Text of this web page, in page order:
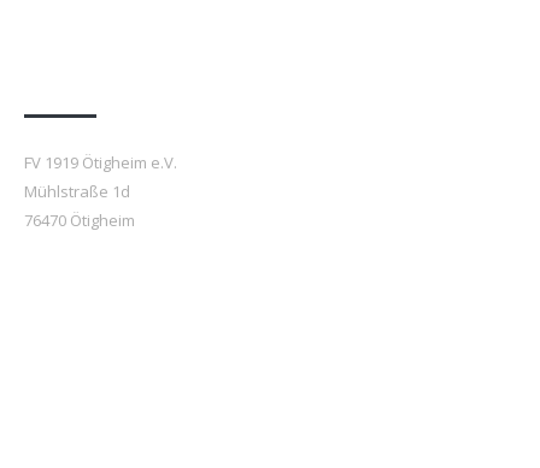
FV 1919 Ötigheim e.V.
Mühlstraße 1d
76470 Ötigheim